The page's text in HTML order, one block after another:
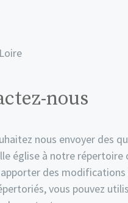
nous
nous envoyer des
église à notre répertoire
des modifications
vous pouvez